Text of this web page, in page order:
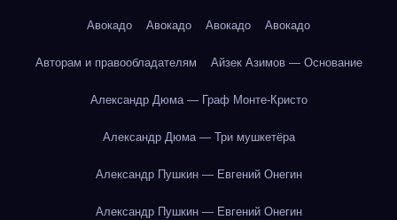
Авокадо Авокадо Авокадо Авокадо
Авторам и правообладателям Айзек Азимов — Основание
Александр Дюма — Граф Монте-Кристо
Александр Дюма — Три мушкетёра
Александр Пушкин — Евгений Онегин
Александр Пушкин — Евгений Онегин